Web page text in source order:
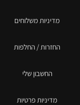
מדיניות משלוחים
החזרות / החלפות
החשבון שלי
מדיניות פרטיות